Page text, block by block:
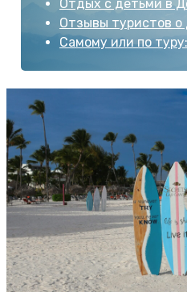
Отдых с детьми в
Отзывы туристов
Самому или по